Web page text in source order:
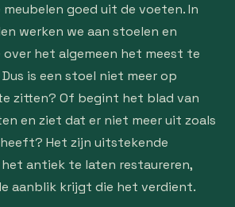
goed uit de voeten. In
werken we aan stoelen en
het algemeen het meest te
is een stoel niet meer op
zitten? Of begint het blad van
en ziet dat er niet meer uit zoals
Het zijn uitstekende
antiek te laten restaureren,
aanblik krijgt die het verdient.